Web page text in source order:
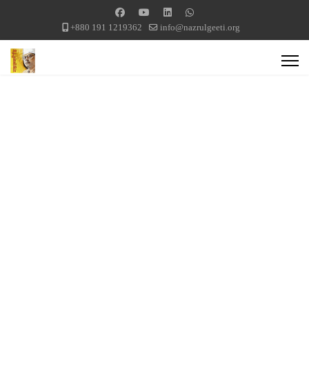
+880 191 1219362 info@nazrulgeeti.org